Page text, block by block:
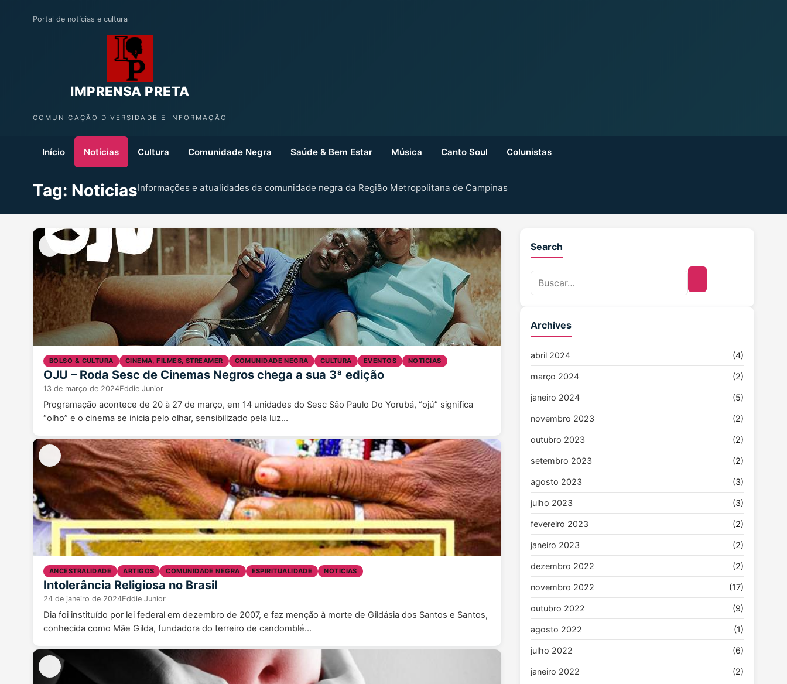
Portal de notícias e cultura
IMPRENSA PRETA
COMUNICAÇÃO DIVERSIDADE E INFORMAÇÃO
Início Notícias Cultura Comunidade Negra Saúde & Bem Estar Música Canto Soul Colunistas
Tag: NoticiasInformações e atualidades da comunidade negra da Região Metropolitana de Campinas
BOLSO & CULTURA CINEMA, FILMES, STREAMER COMUNIDADE NEGRA CULTURA EVENTOS NOTICIAS
OJU – Roda Sesc de Cinemas Negros chega a sua 3ª edição
13 de março de 2024Eddie Junior
Programação acontece de 20 à 27 de março, em 14 unidades do Sesc São Paulo Do Yorubá, “ojú” significa
“olho” e o cinema se inicia pelo olhar, sensibilizado pela luz…
ANCESTRALIDADE ARTIGOS COMUNIDADE NEGRA ESPIRITUALIDADE NOTICIAS
Intolerância Religiosa no Brasil
24 de janeiro de 2024Eddie Junior
Dia foi instituído por lei federal em dezembro de 2007, e faz menção à morte de Gildásia dos Santos e Santos,
conhecida como Mãe Gilda, fundadora do terreiro de candomblé…
Search
Archives
abril 2024 (4)
março 2024 (2)
janeiro 2024 (5)
novembro 2023 (2)
outubro 2023 (2)
setembro 2023 (2)
agosto 2023 (3)
julho 2023 (3)
fevereiro 2023 (2)
janeiro 2023 (2)
dezembro 2022 (2)
novembro 2022 (17)
outubro 2022 (9)
agosto 2022 (1)
julho 2022 (6)
janeiro 2022 (2)